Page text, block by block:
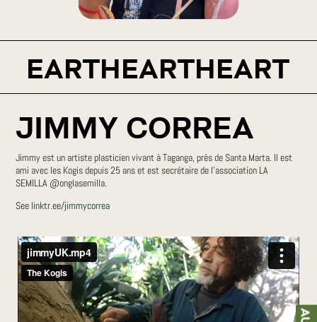
EARTHEARTHEART
JIMMY CORREA
Jimmy est un artiste plasticien vivant à Taganga, près de Santa Marta. Il est
ami avec les Kogis depuis 25 ans et est secrétaire de l’association LA
SEMILLA @onglasemilla.
See linktr.ee/jimmycorrea